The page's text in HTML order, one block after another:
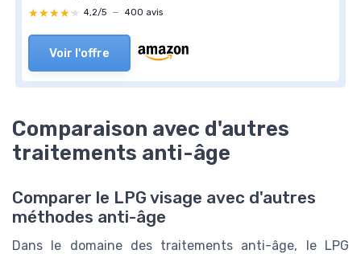
★★★★★
★★★★★ 4,2/5 — 400 avis
Voir l'offre
Comparaison avec d'autres
traitements anti-âge
Comparer le LPG visage avec d'autres
méthodes anti-âge
Dans le domaine des traitements anti-âge, le LPG